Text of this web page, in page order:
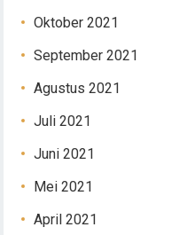
Oktober 2021
September 2021
Agustus 2021
Juli 2021
Juni 2021
Mei 2021
April 2021